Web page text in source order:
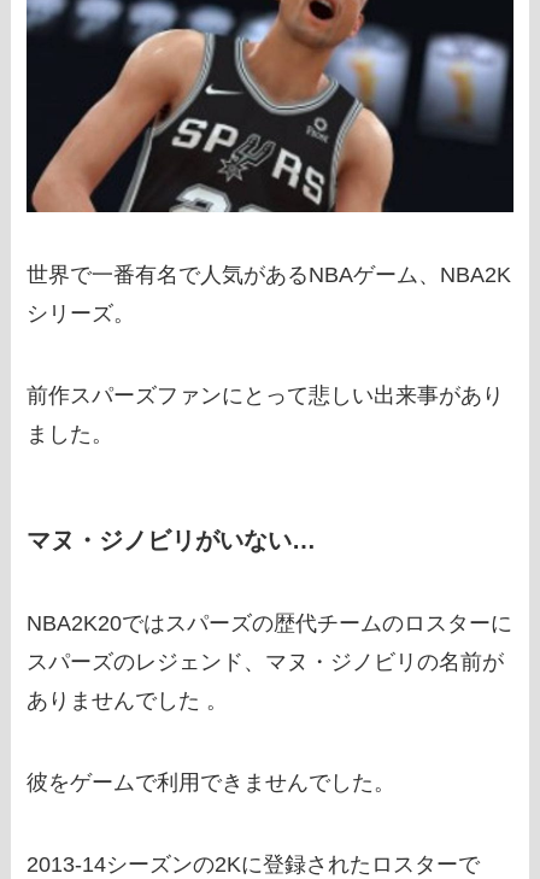
世界で一番有名で人気があるNBAゲーム、NBA2K
シリーズ。
前作スパーズファンにとって悲しい出来事があり
ました。
マヌ・ジノビリがいない…
NBA2K20ではスパーズの歴代チームのロスターに
スパーズのレジェンド、マヌ・ジノビリの名前が
ありませんでした 。
彼をゲームで利用できませんでした。
2013-14シーズンの2Kに登録されたロスターで